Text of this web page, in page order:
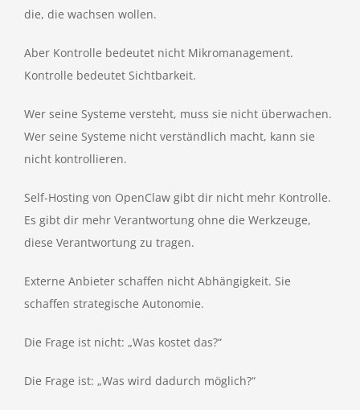
die, die wachsen wollen.
Aber Kontrolle bedeutet nicht Mikromanagement.
Kontrolle bedeutet Sichtbarkeit.
Wer seine Systeme versteht, muss sie nicht überwachen.
Wer seine Systeme nicht verständlich macht, kann sie
nicht kontrollieren.
Self-Hosting von OpenClaw gibt dir nicht mehr Kontrolle.
Es gibt dir mehr Verantwortung ohne die Werkzeuge,
diese Verantwortung zu tragen.
Externe Anbieter schaffen nicht Abhängigkeit. Sie
schaffen strategische Autonomie.
Die Frage ist nicht: „Was kostet das?“
Die Frage ist: „Was wird dadurch möglich?“